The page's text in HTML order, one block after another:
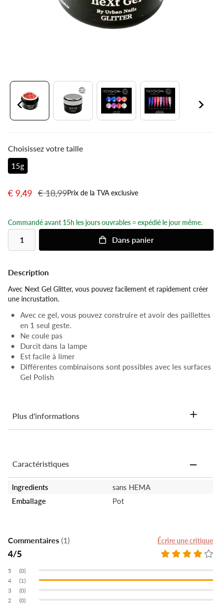
Choisissez votre taille
15g
€ 18,99
€ 9,49 Prix de la TVA exclusive
Commandé avant 15h les jours ouvrables = expédié le jour même.
Dans panier
Description
Avec Next Gel Glitter, vous pouvez facilement et rapidement créer
une incrustation.
Avec ce gel, vous pouvez construire et avoir des paillettes
en 1 seul geste.
Ne coule pas
Durcit dans la lampe
Est facile à limer
Différentes combinaisons sont possibles avec les surfaces
Gel Polish
Plus d'informations
Triacrylate, Dimethicone, Microcrystalline Wax, Titanium Dioxide,
Iron hydroxyde oxide yellow
Caractéristiques
Ingredients
sans HEMA
Emballage
Pot
Commentaires(1) Écrire une critique
4
(0)
(1)
(0)
(0)